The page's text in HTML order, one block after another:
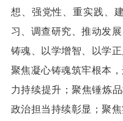
想、强党性、重实践、
习、调查研究、推动发
铸魂、以学增智、以学
聚焦凝心铸魂筑牢根本
力持续提升；聚焦锤炼
政治担当持续彰显；聚